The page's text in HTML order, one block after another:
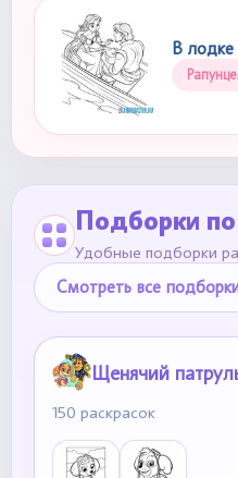
В
Подборки
Удобные подборки
Смотреть все
Щенячий
150 раскрасок